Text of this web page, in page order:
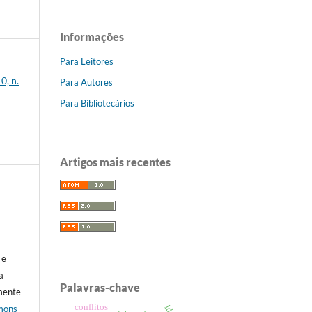
n.
Informações
Para Leitores
Para Autores
Para Bibliotecários
Artigos mais recentes
Palavras-chave
conflitos